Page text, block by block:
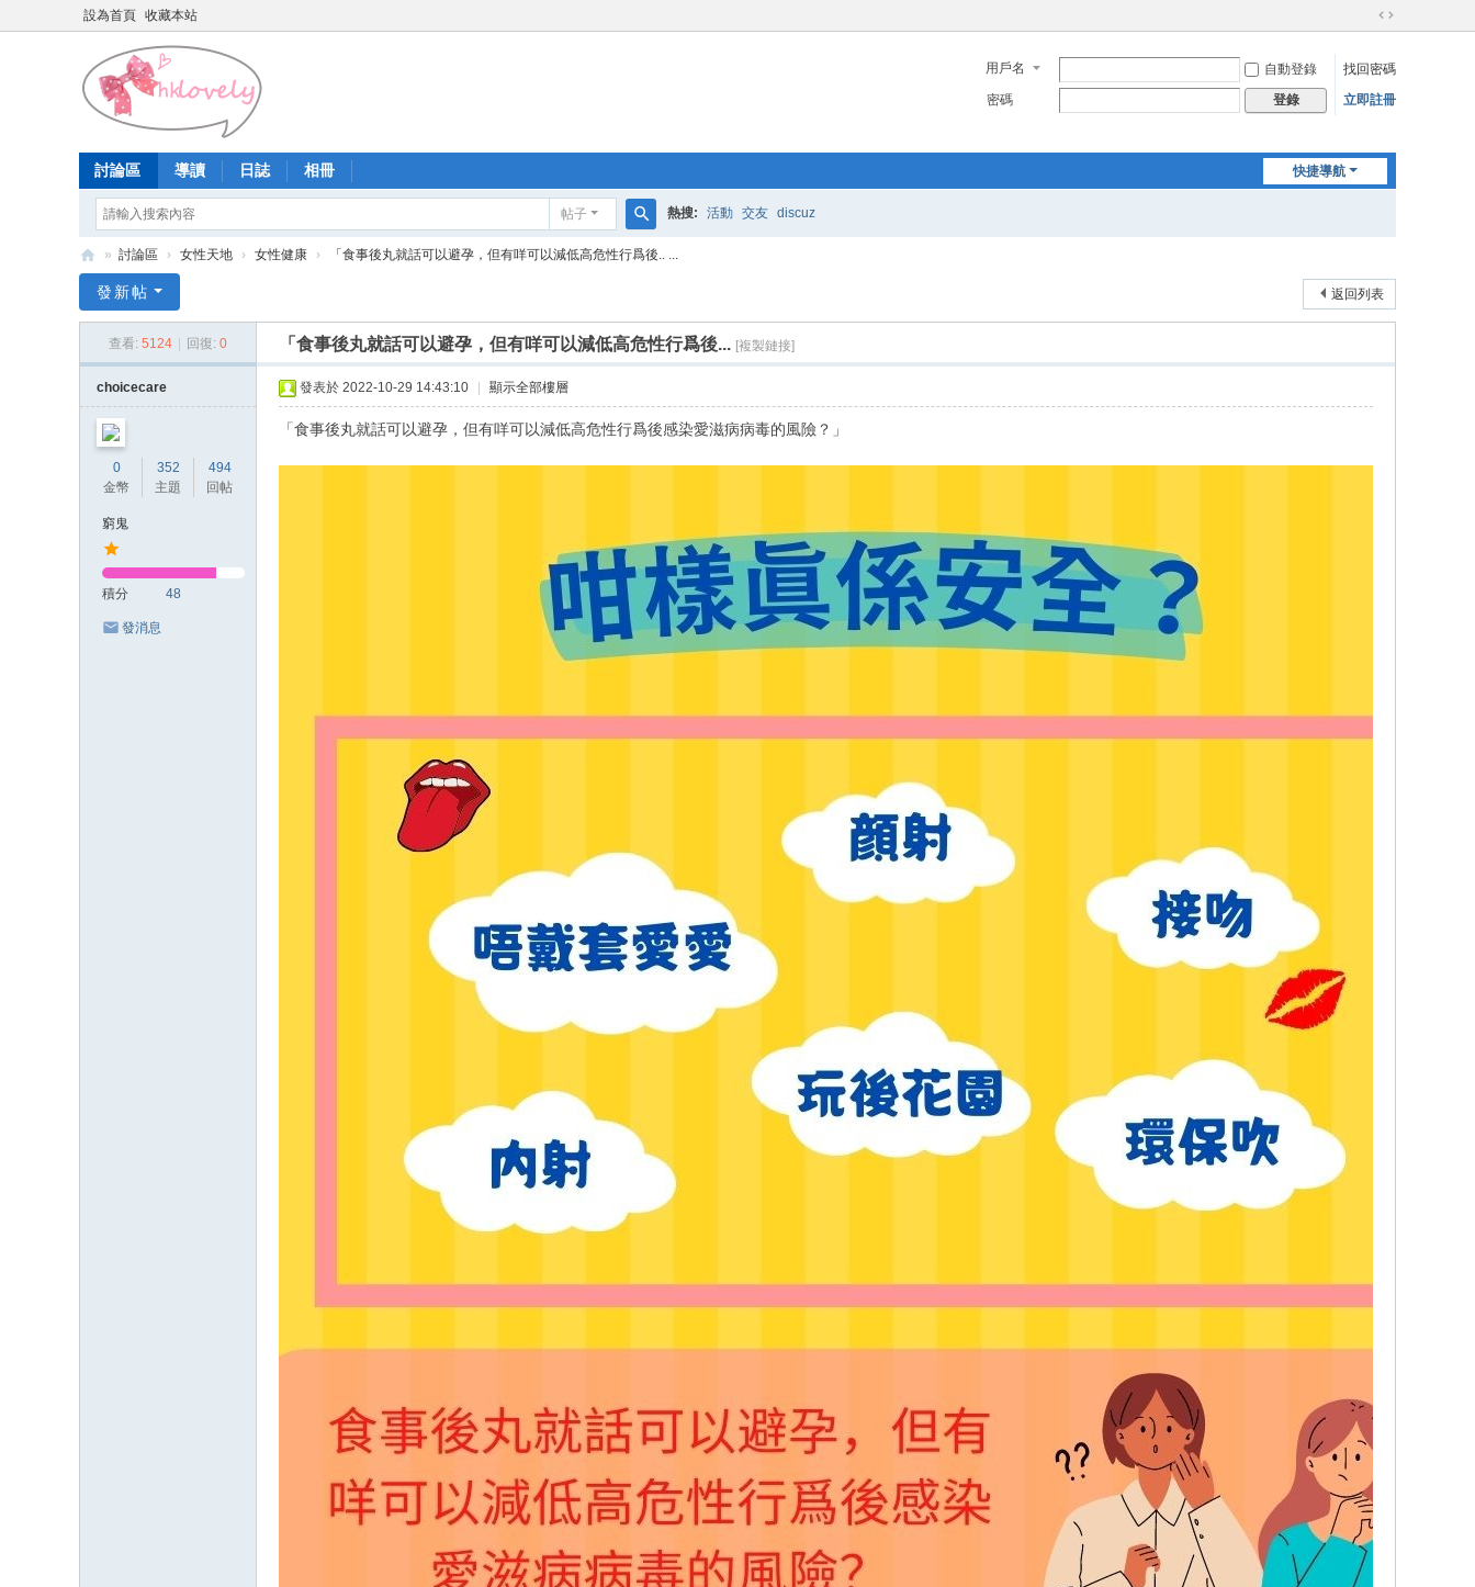
設為首頁 收藏本站
切
到
寬
用戶名 自動登錄
找回密碼
密碼
登錄 立即註冊
快捷導航
討論區 導讀 日誌 相冊
帖子
搜
熱搜: 活動 交友 discuz
港
» 討論區 › 女性天地 › 女性健康 › 「食事後丸就話可以避孕，但有咩可以減低高危性行爲後.. ...
返回列表
發新帖
查看: 5124 回復: 0 「食事後丸就話可以避孕，但有咩可以減低高危性行爲後... [複製鏈接]
choicecare
0
金幣
352
主題
494
回帖
窮鬼
積分 48
發消息
發表於 2022-10-29 14:43:10 顯示全部樓層
「食事後丸就話可以避孕，但有咩可以減低高危性行爲後感染愛滋病病毒的風險？」